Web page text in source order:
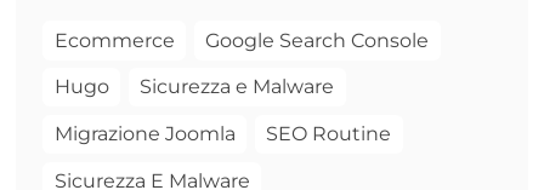
Ecommerce Google Search Console
Hugo Sicurezza e Malware
Migrazione Joomla SEO Routine
Sicurezza E Malware